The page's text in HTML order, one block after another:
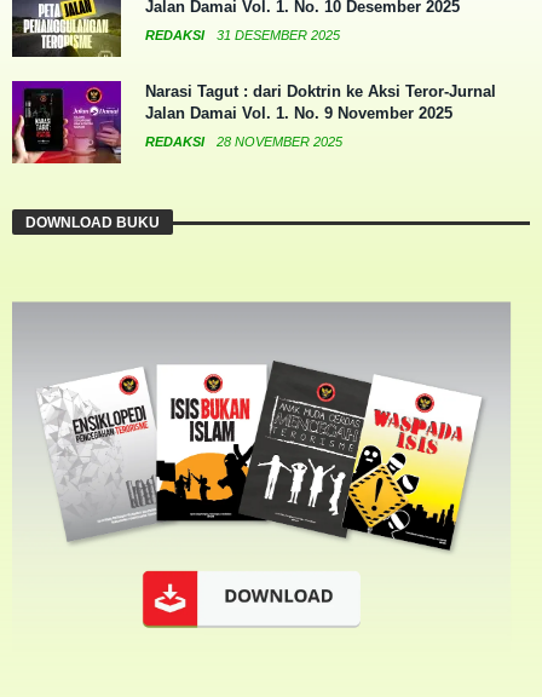
Jalan Damai Vol. 1. No. 10 Desember 2025
REDAKSI 31 DESEMBER 2025
Narasi Tagut : dari Doktrin ke Aksi Teror-Jurnal
Jalan Damai Vol. 1. No. 9 November 2025
REDAKSI 28 NOVEMBER 2025
DOWNLOAD BUKU